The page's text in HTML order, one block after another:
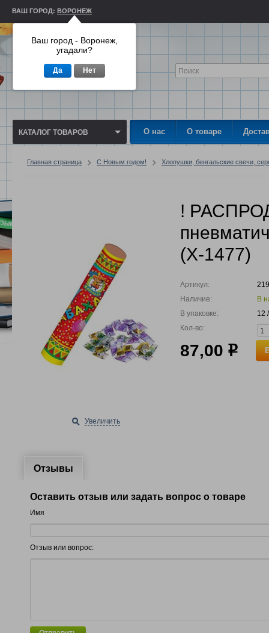
ВАШ ГОРОД: ВОРОНЕЖ
КАТАЛОГ ТОВАРОВ О нас О товаре
Главная страница С Новым годом! Хлопушки, бенгальские свечи,
Увеличить
!
(Х-1477)
Артикул:
Наличие:
В
В упаковке:
12
Кол-во:
87,00 р
Отзывы
Оставить отзыв или задать вопрос о товаре
Имя
Отзыв или вопрос:
Ваш город - Воронеж,
угадали?
Да Нет